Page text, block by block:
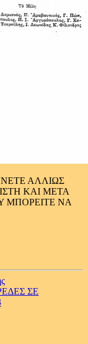
ΑΛΛΙΩΣ
ΚΑΙ ΜΕΤΑ
ΜΠΟΡΕΙΤΕ ΝΑ
ΣΕ